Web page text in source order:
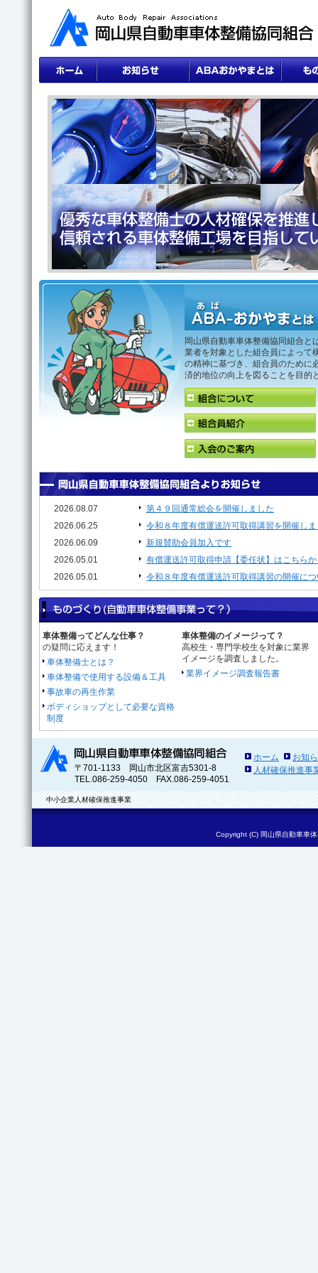
岡山県自動車車体整備協同組合と
業者を対象とした組合員によって
の精神に基づき、組合員のために
済的地位の向上を図ることを目的
2026.08.07
第４９回通常総会を開催しました
2026.06.25
令和８年度有償運送許可取得講習を開催し
2026.06.09
新規賛助会員加入です
2026.05.01
有償運送許可取得申請【委任状】はこちら
2026.05.01
令和８年度有償運送許可取得講習の開催に
車体整備ってどんな仕事？
の疑問に応えます！
車体整備士とは？
車体整備で使用する設備＆工具
事故車の再生作業
ボディショップとして必要な資格
制度
車体整備のイメージって？
高校生・専門学校生を対象に業界
イメージを調査しました。
業界イメージ調査報告書
〒701-1133 岡山市北区富吉5301-8
TEL.086-259-4050 FAX.086-259-4051
ホーム
お知
人材確保推進事
中小企業人材確保推進事業
Copyright (C) 岡山県自動車車